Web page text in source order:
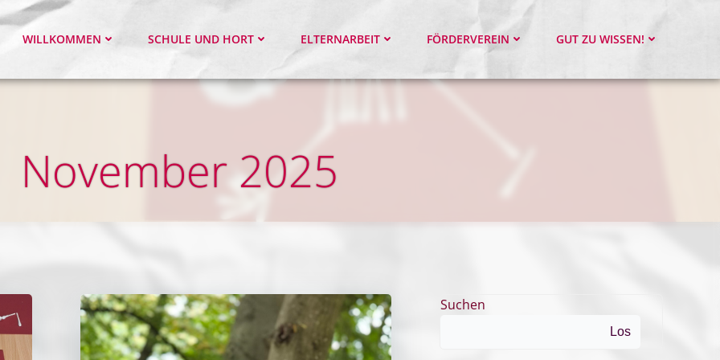
WILLKOMMEN SCHULE UND HORT ELTERNARBEIT FÖRDERVEREIN GUT ZU WISSEN!
November 2025
Suchen
Los